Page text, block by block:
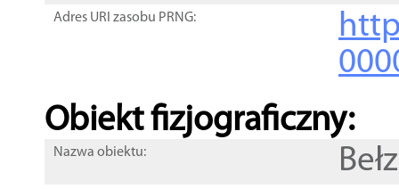
Adres URI zasobu PRNG:
Obiekt fizjograficzny:
Nazwa obiektu: